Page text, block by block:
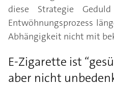
diese Strategie
Entwöhnungsprozess
Abhängigkeit nicht mit
E-Zigarette ist
aber nicht